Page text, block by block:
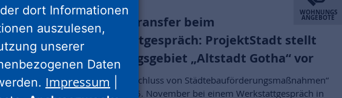
WOHNUNGS
ANGEBOTE
für den
Wissenstransfer beim
Werkstattgespräch: ProjektStadt stellt
Sanierungsgebiet „Altstadt Gotha“ vor
Um den „Abschluss von Städtebauförderungsmaßnahmen“
ging es am 15. November bei einem Werkstattgespräch in
dort Informationen
auszulesen,
unserer
Daten
Impressum